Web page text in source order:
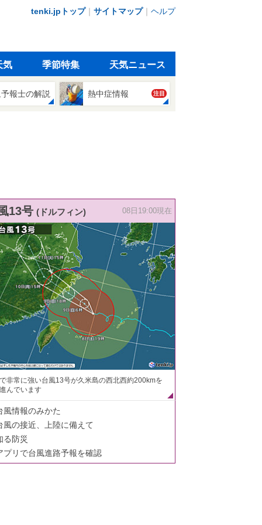
tenki.jpトップ｜ サイトマップ｜ ヘルプ
気 季節特集 天気ニュース
報士の解説 熱中症情報 注目
13号 (ドルフィン) 08日19:00現在
非常に強い台風13号が久米島の西北西約200kmを
んでいます
風情報のみかた
風の接近、上陸に備えて
る防災
プリで台風進路予報を確認